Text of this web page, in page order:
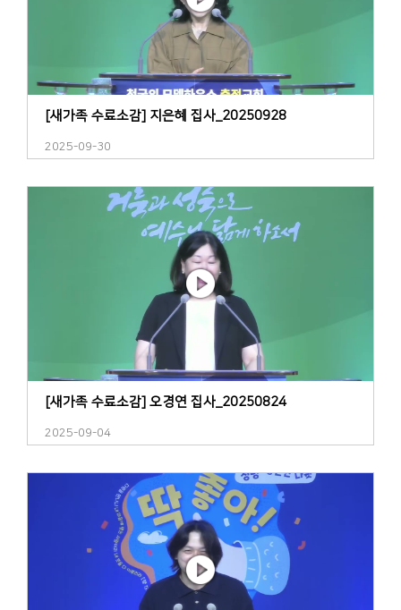
[새가족 수료소감] 지은혜 집사_20250928
2025-09-30
[새가족 수료소감] 오경연 집사_20250824
2025-09-04